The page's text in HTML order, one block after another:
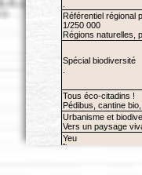
Référentiel régional
1/250 000
Régions naturelles,
Spécial biodiversité
Tous éco-citadins !
Pédibus, cantine
Urbanisme et
Vers un paysage
Yeu
île nature